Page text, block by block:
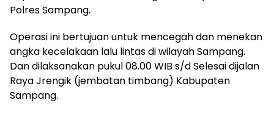
Polres Sampang.
Operasi ini bertujuan untuk mencegah dan menekan
angka kecelakaan lalu lintas di wilayah Sampang.
Dan dilaksanakan pukul 08.00 WIB s/d Selesai dijalan
Raya Jrengik (jembatan timbang) Kabupaten
Sampang.